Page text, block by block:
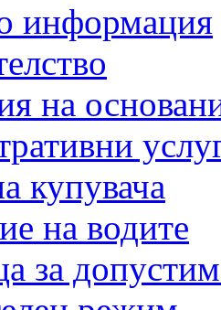
информация
на
купувача
на водите
за